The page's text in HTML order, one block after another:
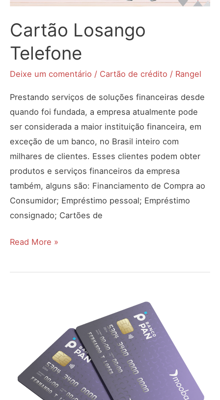
juros【2020】
Cartão Losango
Telefone
Deixe um comentário / Cartão de crédito / Rangel
Prestando serviços de soluções financeiras desde
quando foi fundada, a empresa atualmente pode
ser considerada a maior instituição financeira, em
exceção de um banco, no Brasil inteiro com
milhares de clientes. Esses clientes podem obter
produtos e serviços financeiros da empresa
também, alguns são: Financiamento de Compra ao
Consumidor; Empréstimo pessoal; Empréstimo
consignado; Cartões de
Cartão
Telefone
Read More »